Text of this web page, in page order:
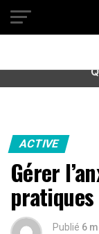
Warning
:
/home/
content/plugins/
ACTIVE
Gérer
Publié 6